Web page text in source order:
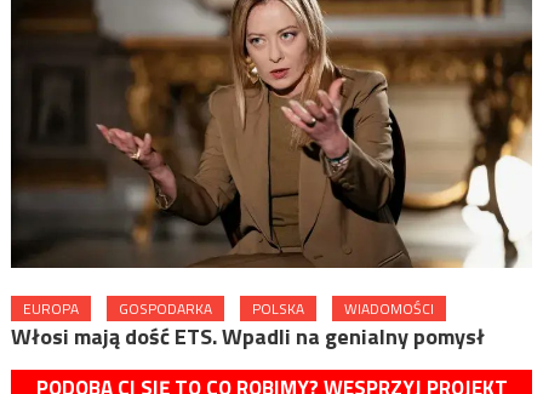
EUROPA GOSPODARKA POLSKA WIADOMOŚCI
Włosi mają dość ETS. Wpadli na genialny pomysł